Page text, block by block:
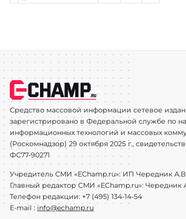
Средство массовой информации сетевое
зарегистрировано в Федеральной службе по
информационных технологий и массовых
(Роскомнадзор) 29 октября 2025 г.,
ФС77-90271
Учредитель СМИ «EChamp.ru»: ИП Чередник
Главный редактор СМИ «EChamp.ru»: Чередник
Телефон редакции: +7 (495) 134-14-54
E-mail : info@echamp.ru